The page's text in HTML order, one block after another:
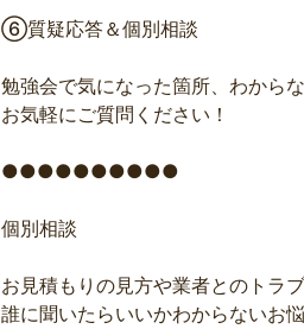
⑥質疑応答＆個別相談
勉強会で気になった箇所、わから
お気軽にご質問ください！
●●●●●●●●●●
個別相談
お見積もりの見方や業者とのトラ
誰に聞いたらいいかわからないお